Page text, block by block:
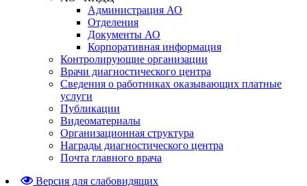
Администрация АО
Отделения
Документы АО
Корпоративная информация
Контролирующие организации
Врачи диагностического центра
Сведения о работниках оказывающих платные
услуги
Публикации
Видеоматериалы
Организационная структура
Награды диагностического центра
Почта главного врача
Версия для слабовидящих